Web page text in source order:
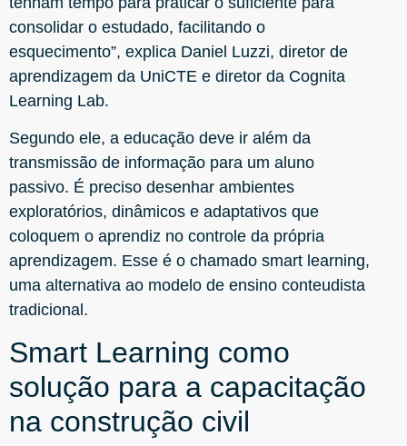
consolidar o estudado, facilitando o
esquecimento”, explica Daniel Luzzi, diretor de
aprendizagem da UniCTE e diretor da Cognita
Learning Lab.
Segundo ele, a educação deve ir além da
transmissão de informação para um aluno
passivo. É preciso desenhar ambientes
exploratórios, dinâmicos e adaptativos que
coloquem o aprendiz no controle da própria
aprendizagem. Esse é o chamado smart learning,
uma alternativa ao modelo de ensino conteudista
tradicional.
Smart Learning como
solução para a capacitação
na construção civil